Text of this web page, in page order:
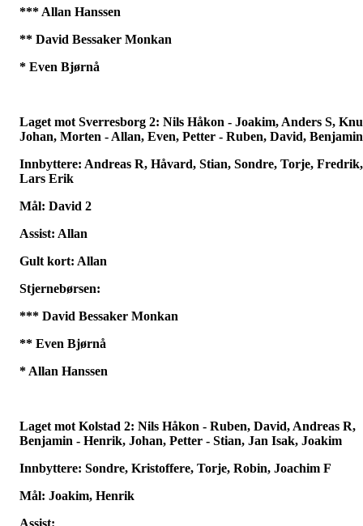
*** Allan Hanssen
** David Bessaker Monkan
* Even Bjørnå
Laget mot Sverresborg 2: Nils Håkon - Joakim, Anders S,
Johan, Morten - Allan, Even, Petter - Ruben, David, Benjamin
Innbyttere: Andreas R, Håvard, Stian, Sondre, Torje, Fredrik,
Lars Erik
Mål: David 2
Assist: Allan
Gult kort: Allan
Stjernebørsen:
*** David Bessaker Monkan
** Even Bjørnå
* Allan Hanssen
Laget mot Kolstad 2: Nils Håkon - Ruben, David, Andreas R,
Benjamin - Henrik, Johan, Petter - Stian, Jan Isak, Joakim
Innbyttere: Sondre, Kristoffere, Torje, Robin, Joachim F
Mål: Joakim, Henrik
Assist: